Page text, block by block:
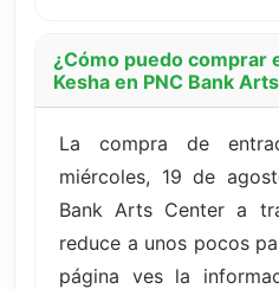
¿Cómo puedo comprar
Kesha en PNC Bank
La compra de
miércoles, 19 de
Bank Arts Center a
reduce a unos pocos
página ves la